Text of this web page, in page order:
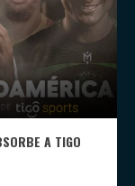
A TIGO